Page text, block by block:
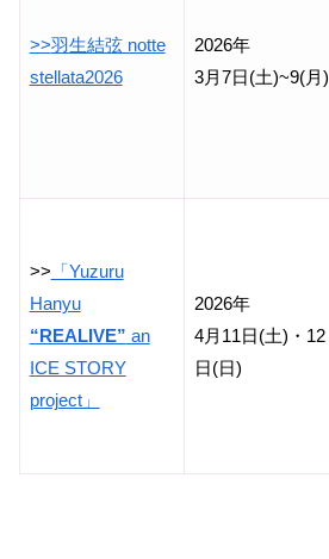
>>羽生結弦 notte
stellata2026
2026年
3月7日(土)~9(月)
>> 「Yuzuru
Hanyu
“REALIVE” an
ICE STORY
project」
2026年
4月11日(土)・12
日(日)